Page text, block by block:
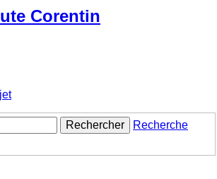
Corentin
Rechercher
Recherche